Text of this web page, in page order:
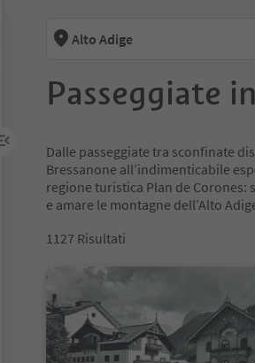
menu link
Alto Adige
Passeggiate
Dalle passeggiate tra sconfinate
Bressanone all’indimenticabile
regione turistica Plan de
e amare le montagne dell’Alto
1127 Risultati